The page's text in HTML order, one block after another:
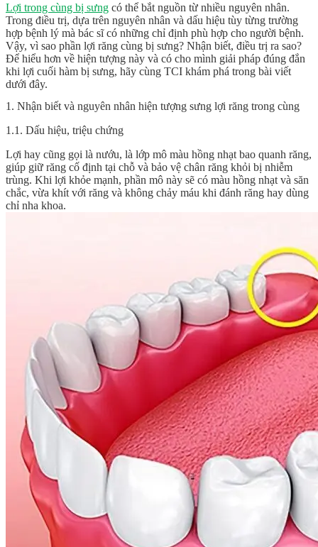
Lợi trong cùng bị sưng có thể bắt nguồn từ nhiều nguyên nhân.
Trong điều trị, dựa trên nguyên nhân và dấu hiệu tùy từng trường
hợp bệnh lý mà bác sĩ có những chỉ định phù hợp cho người bệnh.
Vậy, vì sao phần lợi răng cùng bị sưng? Nhận biết, điều trị ra sao?
Để hiểu hơn về hiện tượng này và có cho mình giải pháp đúng đắn
khi lợi cuối hàm bị sưng, hãy cùng TCI khám phá trong bài viết
dưới đây.
1. Nhận biết và nguyên nhân hiện tượng sưng lợi răng trong cùng
1.1. Dấu hiệu, triệu chứng
Lợi hay cũng gọi là nướu, là lớp mô màu hồng nhạt bao quanh răng,
giúp giữ răng cố định tại chỗ và bảo vệ chân răng khỏi bị nhiễm
trùng. Khi lợi khỏe mạnh, phần mô này sẽ có màu hồng nhạt và săn
chắc, vừa khít với răng và không chảy máu khi đánh răng hay dùng
chỉ nha khoa.